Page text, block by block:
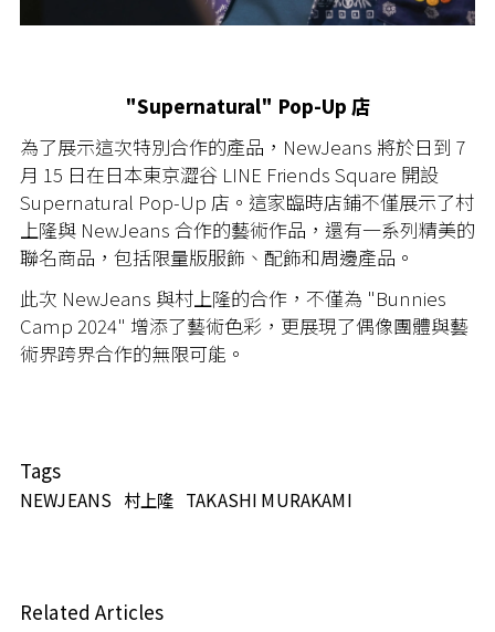
"Supernatural" Pop-Up 店
為了展示這次特別合作的產品， NewJeans 將於日到 7
月 15 日在日本東京澀谷 LINE Friends Square 開設
Supernatural Pop-Up 店。這家臨時店鋪不僅展示了村
上隆與 NewJeans 合作的藝術作品，還有一系列精美的
聯名商品，包括限量版服飾、配飾和周邊產品。
此次 NewJeans 與村上隆的合作，不僅為 "Bunnies
Camp 2024" 增添了藝術色彩，更展現了偶像團體與藝
術界跨界合作的無限可能。
Tags
NEWJEANS 村上隆 TAKASHI MURAKAMI
Related Articles